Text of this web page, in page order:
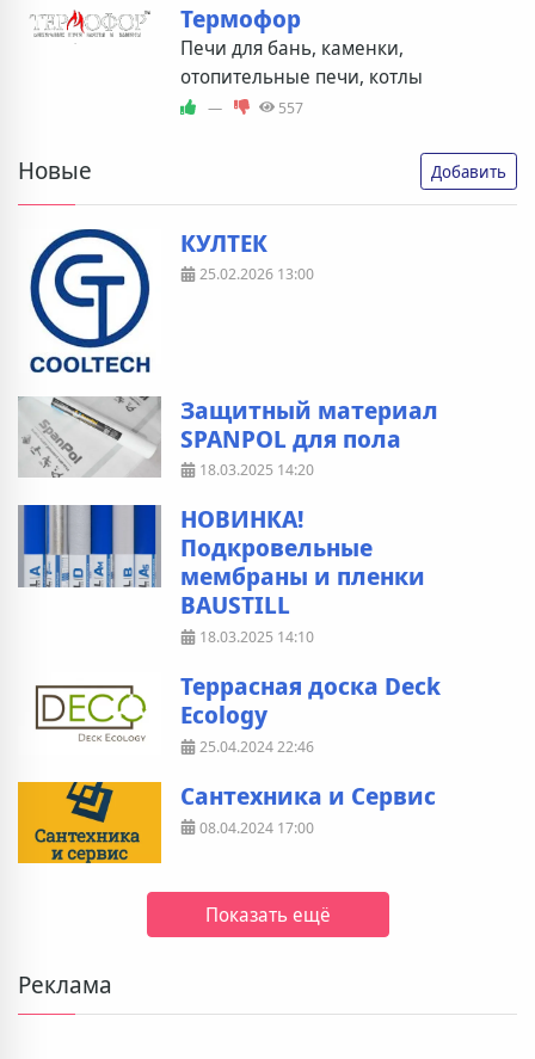
Термофор
Печи для бань, каменки,
отопительные печи, котлы
— 557
Новые Добавить
КУЛТЕК
25.02.2026 13:00
Защитный материал
SPANPOL для пола
18.03.2025 14:20
НОВИНКА!
Подкровельные
мембраны и пленки
BAUSTILL
18.03.2025 14:10
Террасная доска Deck
Ecology
25.04.202422:46
Сантехника и Сервис
08.04.2024 17:00
Показать ещё
Реклама